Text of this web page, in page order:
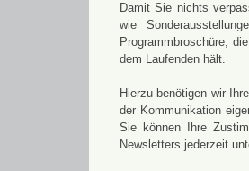
Damit Sie nichts
wie
Programmbroschüre,
dem Laufenden hält.
Hierzu benötigen wir
der Kommunikation
Sie können Ihre
Newsletters jederzeit